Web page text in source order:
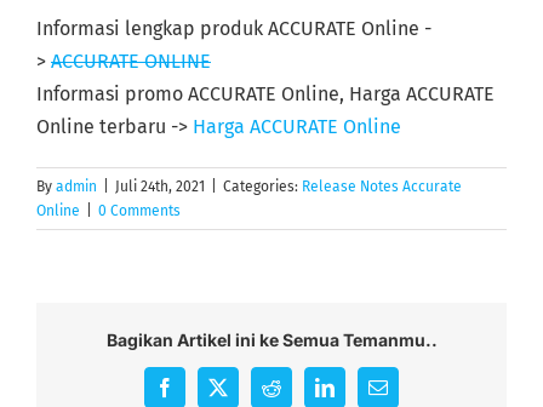
Informasi lengkap produk ACCURATE Online -
> ACCURATE ONLINE
Informasi promo ACCURATE Online, Harga ACCURATE
Online terbaru -> Harga ACCURATE Online
By admin Juli 24th, 2021 Categories: Release Notes Accurate
Online
0 Comments
Bagikan Artikel ini ke Semua Temanmu..
Facebook
X RedditLinkedInEmail